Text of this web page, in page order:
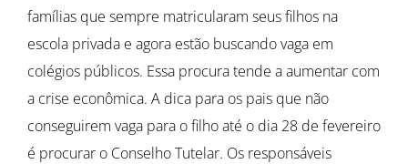
famílias que sempre matricularam seus filhos na
escola privada e agora estão buscando vaga em
colégios públicos. Essa procura tende a aumentar com
a crise econômica. A dica para os pais que não
conseguirem vaga para o filho até o dia 28 de fevereiro
é procurar o Conselho Tutelar. Os responsáveis